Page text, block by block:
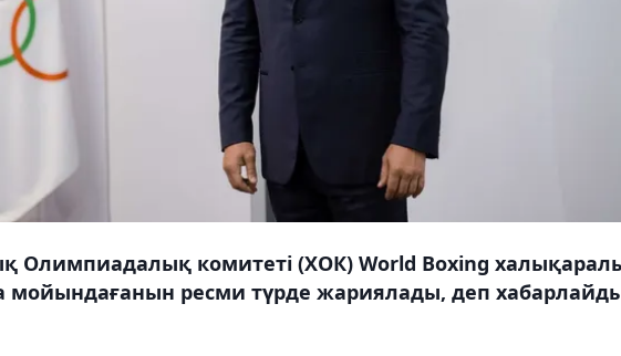
Олимпиадалық комитеті (ХОК) World Boxing
ресми түрде жариялады, деп